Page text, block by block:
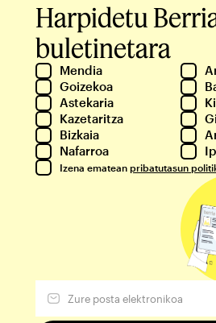
Harpidetu
buletinetara
Mendia
Goizekoa
Astekaria
Kazetaritza
Bizkaia
Nafarroa
Izena ematean pribatutasun